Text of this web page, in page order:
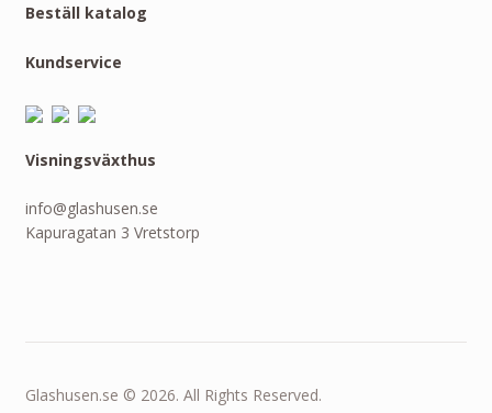
Beställ katalog
Kundservice
Visningsväxthus
info@glashusen.se
Kapuragatan 3 Vretstorp
Glashusen.se © 2026. All Rights Reserved.